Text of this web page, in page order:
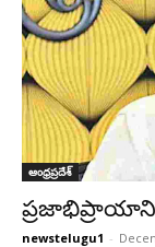
ఆంధ్రప్రదేశ్‌
newstelugu1 -